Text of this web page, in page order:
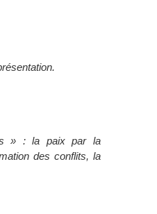
» : la paix par la
des conflits, la